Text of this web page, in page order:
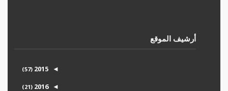
أرشيف الموقع
◄
2015
(57)
◄
2016
(21)